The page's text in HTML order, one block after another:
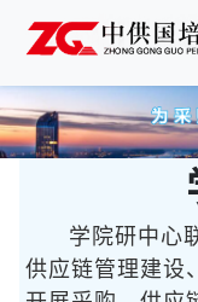
学院研中心
供应链管理建设